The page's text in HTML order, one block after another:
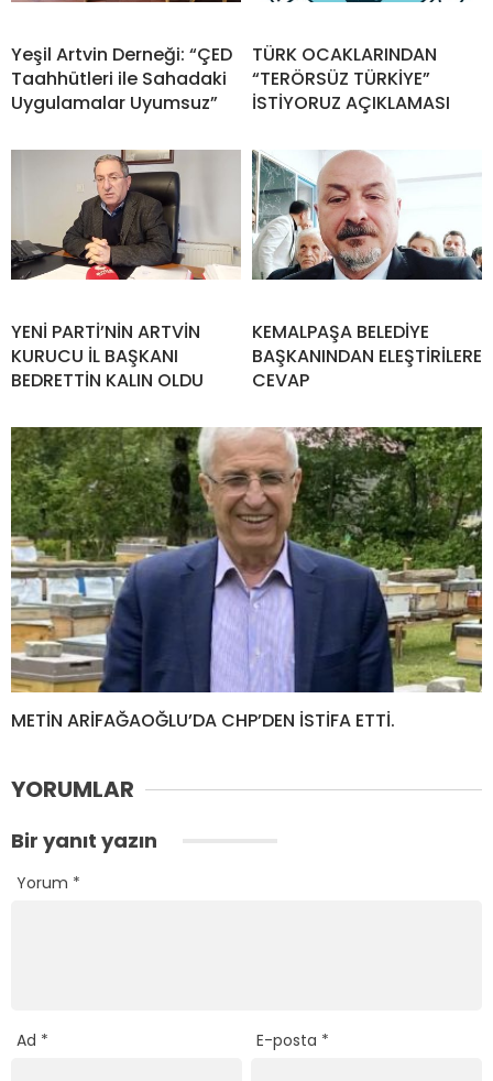
Yeşil Artvin Derneği: “ÇED
Taahhütleri ile Sahadaki
Uygulamalar Uyumsuz”
TÜRK OCAKLARINDAN
“TERÖRSÜZ TÜRKİYE”
İSTİYORUZ AÇIKLAMASI
YENİ PARTİ’NİN ARTVİN
KURUCU İL BAŞKANI
BEDRETTİN KALIN OLDU
KEMALPAŞA BELEDİYE
BAŞKANINDAN ELEŞTİRİLERE
CEVAP
METİN ARİFAĞAOĞLU’DA CHP’DEN İSTİFA ETTİ.
YORUMLAR
Bir yanıt yazın
Yorum *
Ad * E-posta *